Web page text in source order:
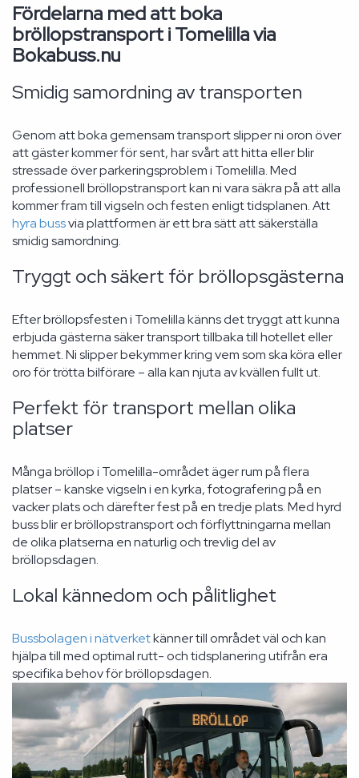
Fördelarna med att boka
bröllopstransport i Tomelilla via
Bokabuss.nu
Smidig samordning av transporten
Genom att boka gemensam transport slipper ni oron över
att gäster kommer för sent, har svårt att hitta eller blir
stressade över parkeringsproblem i Tomelilla. Med
professionell bröllopstransport kan ni vara säkra på att alla
kommer fram till vigseln och festen enligt tidsplanen. Att
hyra bussvia plattformen är ett bra sätt att säkerställa
smidig samordning.
Tryggt och säkert för bröllopsgästerna
Efter bröllopsfesten i Tomelilla känns det tryggt att kunna
erbjuda gästerna säker transport tillbaka till hotellet eller
hemmet. Ni slipper bekymmer kring vem som ska köra eller
oro för trötta bilförare – alla kan njuta av kvällen fullt ut.
Perfekt för transport mellan olika
platser
Många bröllop i Tomelilla-området äger rum på flera
platser – kanske vigseln i en kyrka, fotografering på en
vacker plats och därefter fest på en tredje plats. Med hyrd
buss blir er bröllopstransport och förflyttningarna mellan
de olika platserna en naturlig och trevlig del av
bröllopsdagen.
Lokal kännedom och pålitlighet
Bussbolagen i nätverketkänner till området väl och kan
hjälpa till med optimal rutt- och tidsplanering utifrån era
specifika behov för bröllopsdagen.